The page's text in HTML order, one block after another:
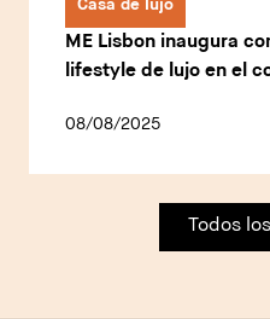
Casa de lujo
ME Lisbon inaugura
lifestyle de lujo en el
08/08/2025
Todos